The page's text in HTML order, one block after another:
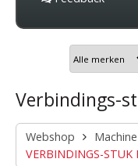
Verbindings-
Webshop
VERBINDINGS-STUK